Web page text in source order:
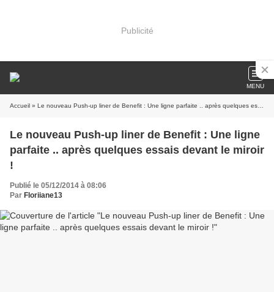
Publicité
MENU
Accueil » Le nouveau Push-up liner de Benefit : Une ligne parfaite .. après quelques essais devant le miroir !
Le nouveau Push-up liner de Benefit : Une ligne
parfaite .. après quelques essais devant le miroir
!
Publié le 05/12/2014 à 08:06
Par Floriiane13